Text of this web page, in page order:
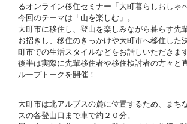
るオンライン移住セミナー「大町暮らしおしゃ
今回のテーマは「山を楽しむ」。
大町市に移住し、登山を楽しみながら暮らす先
お招きし、移住のきっかけや大町市へ移住した
町市での生活スタイルなどをお話しいただきます
後半は実際に先輩移住者や移住検討者の方々と
ループトークを開催！
大町市は北アルプスの麓に位置するため、まち
スの各登山口まで車で約２０分。